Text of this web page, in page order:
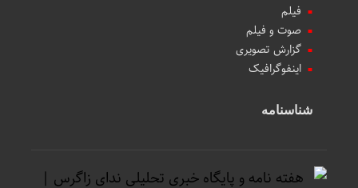
فیلم
صوت و فیلم
گزارش تصویری
اینفوگرافیک
شناسنامه